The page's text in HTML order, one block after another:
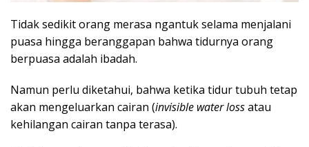
Tidak sedikit orang merasa ngantuk selama menjalani
puasa hingga beranggapan bahwa tidurnya orang
berpuasa adalah ibadah.
Namun perlu diketahui, bahwa ketika tidur tubuh tetap
akan mengeluarkan cairan (invisible water lossatau
kehilangan cairan tanpa terasa).